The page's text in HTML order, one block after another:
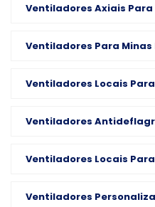
Ventiladores Axiais
Ventiladores Para
Ventiladores Locais
Ventiladores
Ventiladores Locais
Ventiladores